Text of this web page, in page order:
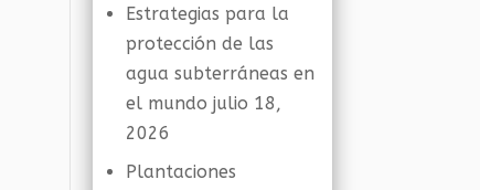
Estrategias para la
protección de las
agua subterráneas en
el mundo julio 18,
2026
Plantaciones